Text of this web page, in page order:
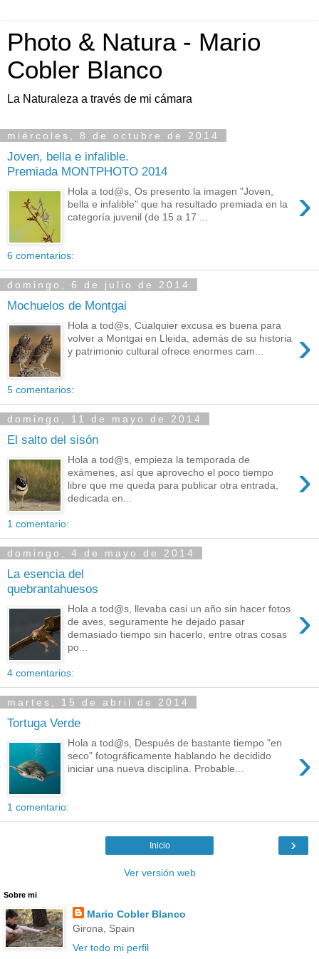
Photo & Natura - Mario
Cobler Blanco
La Naturaleza a través de mi cámara
miércoles, 8 de octubre de 2014
Joven, bella e infalible.
Premiada MONTPHOTO 2014
›
Hola a tod@s, Os presento la imagen "Joven,
bella e infalible" que ha resultado premiada en la
categoría juvenil (de 15 a 17 ...
6 comentarios:
domingo, 6 de julio de 2014
Mochuelos de Montgai
›
Hola a tod@s, Cualquier excusa es buena para
volver a Montgai en Lleida, además de su historia
y patrimonio cultural ofrece enormes cam...
5 comentarios:
domingo, 11 de mayo de 2014
El salto del sisón
›
Hola a tod@s, empieza la temporada de
exámenes, así que aprovecho el poco tiempo
libre que me queda para publicar otra entrada,
dedicada en...
1 comentario:
domingo, 4 de mayo de 2014
La esencia del
quebrantahuesos
›
Hola a tod@s, llevaba casi un año sin hacer fotos
de aves, seguramente he dejado pasar
demasiado tiempo sin hacerlo, entre otras cosas
po...
4 comentarios:
martes, 15 de abril de 2014
Tortuga Verde
›
Hola a tod@s, Después de bastante tiempo "en
seco" fotográficamente hablando he decidido
iniciar una nueva disciplina. Probable...
1 comentario:
›
Inicio
Ver versión web
Sobre mi
Mario Cobler Blanco
Girona, Spain
Ver todo mi perfil